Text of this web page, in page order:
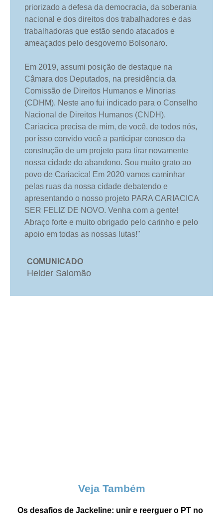
priorizado a defesa da democracia, da soberania
nacional e dos direitos dos trabalhadores e das
trabalhadoras que estão sendo atacados e
ameaçados pelo desgoverno Bolsonaro.
Em 2019, assumi posição de destaque na
Câmara dos Deputados, na presidência da
Comissão de Direitos Humanos e Minorias
(CDHM). Neste ano fui indicado para o Conselho
Nacional de Direitos Humanos (CNDH).
Cariacica precisa de mim, de você, de todos nós,
por isso convido você a participar conosco da
construção de um projeto para tirar novamente
nossa cidade do abandono. Sou muito grato ao
povo de Cariacica! Em 2020 vamos caminhar
pelas ruas da nossa cidade debatendo e
apresentando o nosso projeto PARA CARIACICA
SER FELIZ DE NOVO. Venha com a gente!
Abraço forte e muito obrigado pelo carinho e pelo
apoio em todas as nossas lutas!"
COMUNICADO
Helder Salomão
Veja Também
Os desafios de Jackeline: unir e reerguer o PT no